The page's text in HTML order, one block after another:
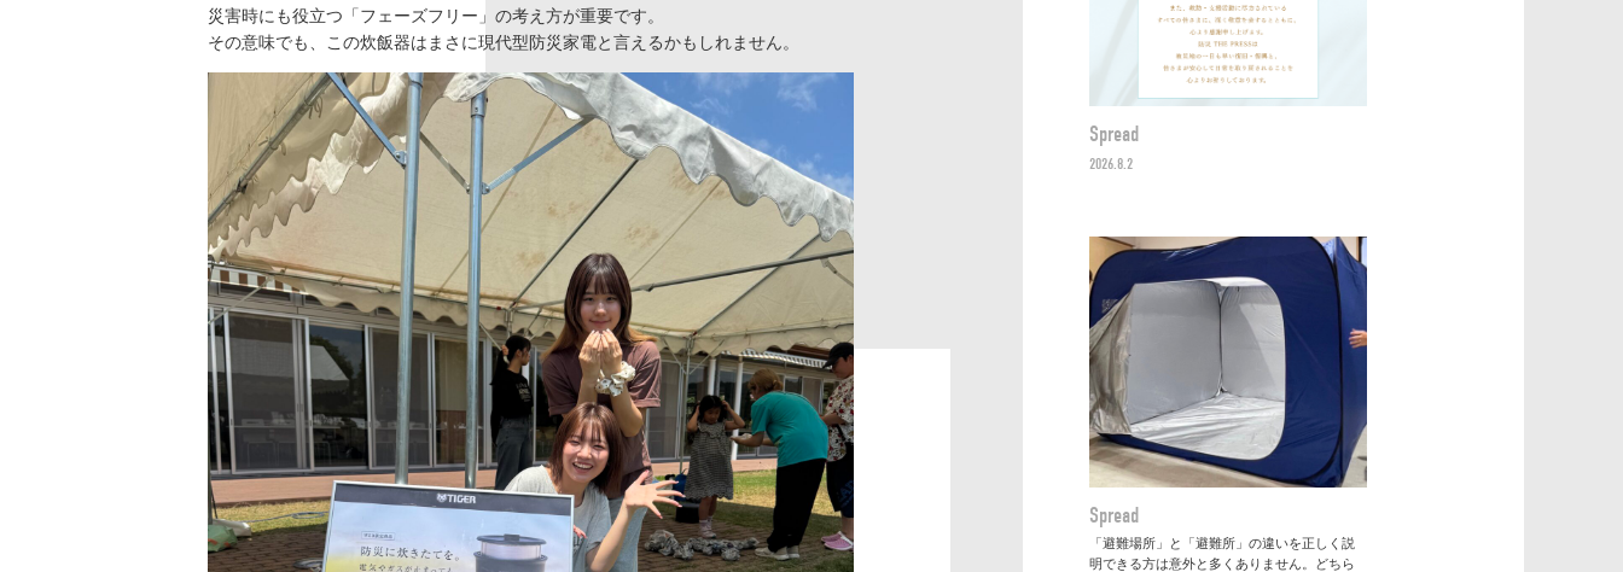
災害時にも役立つ「フェーズフリー」の考え方が重要です。
その意味でも、この炊飯器はまさに現代型防災家電と言えるかもしれません。
Spread
2026.8.2
Spread
「避難場所」と「避難所」の違いを正しく説
明できる方は意外と多くありません。どちら